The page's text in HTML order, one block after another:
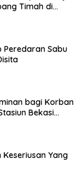
Timah di
Peredaran Sabu
bagi Korban
Bekasi
Keseriusan Yang